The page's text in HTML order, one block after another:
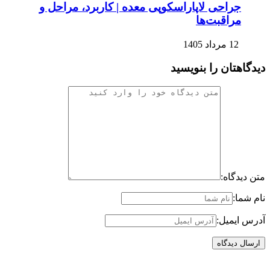
جراحی لاپاراسکوپی معده | کاربرد، مراحل و
مراقبت‌ها
12 مرداد 1405
دیدگاهتان را بنویسید
متن دیدگاه:
نام شما:
آدرس ایمیل:
ارسال دیدگاه